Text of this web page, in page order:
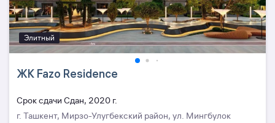
Элитный
ЖК Fazo Residence
Cрок сдачи Сдан, 2020 г.
г. Ташкент, Мирзо-Улугбекский район, ул. Мингбулок